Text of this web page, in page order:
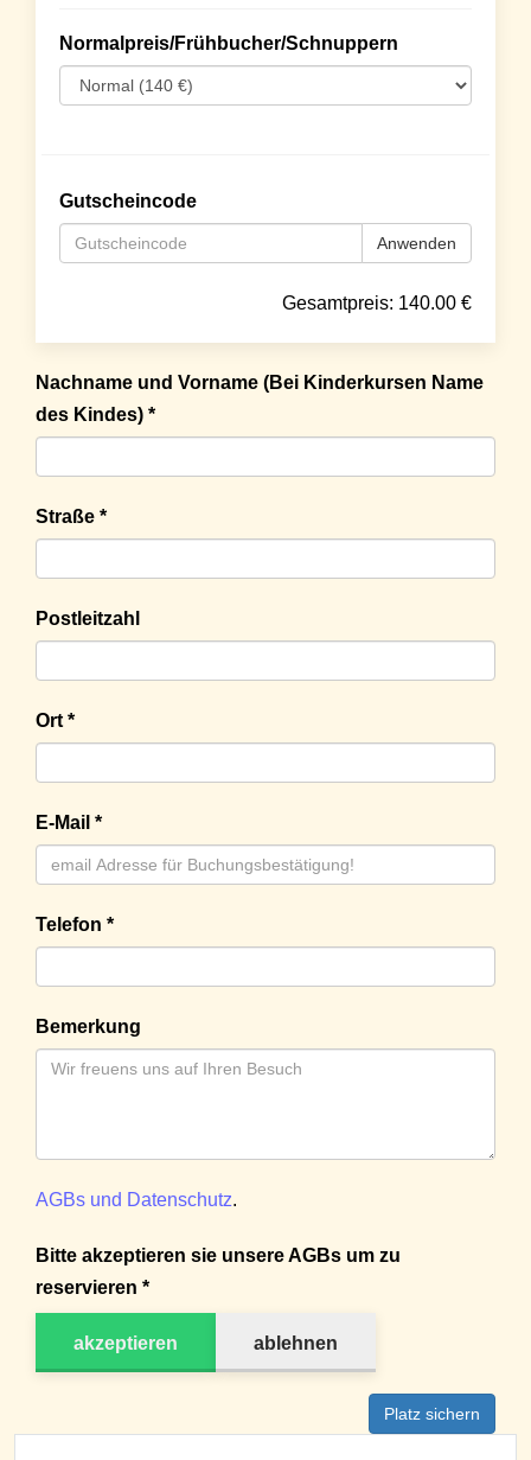
Normalpreis/Frühbucher/Schnuppern
Gutscheincode
Anwenden
Gesamtpreis: 140.00 €
Nachname und Vorname (Bei Kinderkursen Name
des Kindes) *
Straße *
Postleitzahl
Ort *
E-Mail *
Telefon *
Bemerkung
AGBs und Datenschutz.
Bitte akzeptieren sie unsere AGBs um zu
reservieren *
akzeptieren ablehnen
Platz sichern